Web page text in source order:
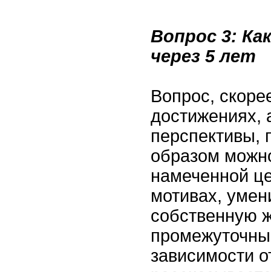
Вопрос 3:
через 5 лет
Вопрос,
достижениях,
перспективы,
образом
намеченной
мотивах,
собственную
зависимости